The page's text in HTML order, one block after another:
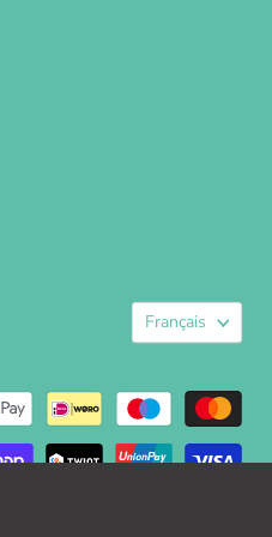
Langue
Français